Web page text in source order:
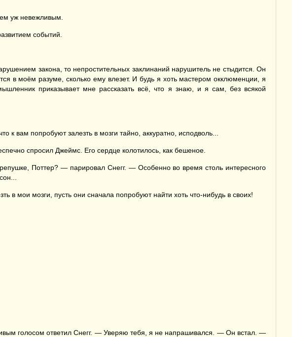
уж невежливым.
событий.
закона, то непростительных заклинаний нарушитель не стыдится. Он
в моём разуме, сколько ему влезет. И будь я хоть мастером окклюменции, я
приказывает мне рассказать всё, что я знаю, и я сам, без всякой
к вам попробуют залезть в мозги тайно, аккуратно, исподволь...
спросил Джеймс. Его сердце колотилось, как бешеное.
Поттер? — парировал Снегг. — Особенно во время столь интересного
мои мозги, пусть они сначала попробуют найти хоть что-нибудь в своих!
голосом ответил Снегг. — Уверяю тебя, я не напрашивался. — Он встал. —